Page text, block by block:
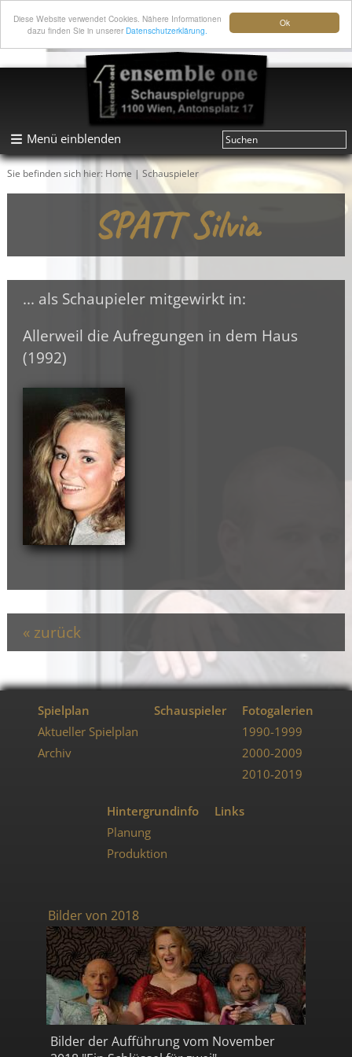
Ok
Diese Website verwendet Cookies. Nähere Informationen
dazu finden Sie in unserer Datenschutzerklärung.
Menü einblenden
Sie befinden sich hier: Home | Schauspieler
SPATT Silvia
... als Schaupieler mitgewirkt in:
Allerweil die Aufregungen in dem Haus
(1992)
zurück
Spielplan
Aktueller Spielplan
Archiv
Schauspieler
Fotogalerien
1990-1999
2000-2009
2010-2019
Hintergrundinfo
Planung
Produktion
Links
Bilder von 2018
Bilder der Aufführung vom November